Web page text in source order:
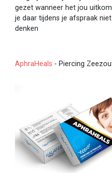
gezet wanneer het jou
je daar tijdens je afspraak
denken
AphraHeals - Piercing